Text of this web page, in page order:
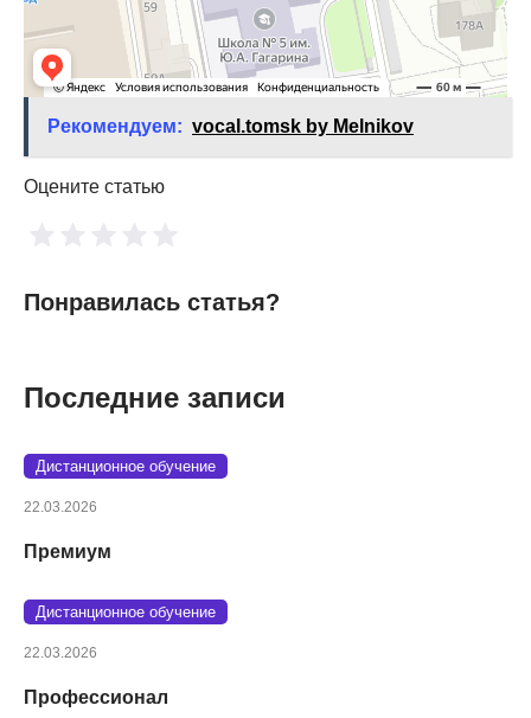
Рекомендуем: vocal.tomsk by Melnikov
Оцените статью
Понравилась статья?
Последние записи
Дистанционное обучение
22.03.2026
Премиум
Дистанционное обучение
22.03.2026
Профессионал